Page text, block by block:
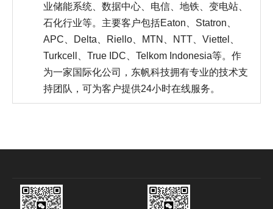
业储能系统、数据中心、电信、地铁、变电站、
石化行业等。主要客户包括Eaton、Statron、
APC、Delta、Riello、MTN、NTT、Viettel、
Turkcell、True IDC、Telkom Indonesia等。作
为一家国际化公司，东帆科技拥有专业的技术支
持团队，可为客户提供24小时在线服务。